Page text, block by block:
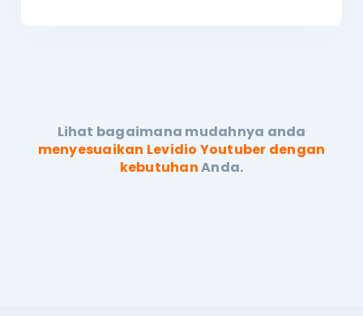
Lihat bagaimana mudahnya anda
menyesuaikan Levidio Youtuber dengan
kebutuhanAnda.